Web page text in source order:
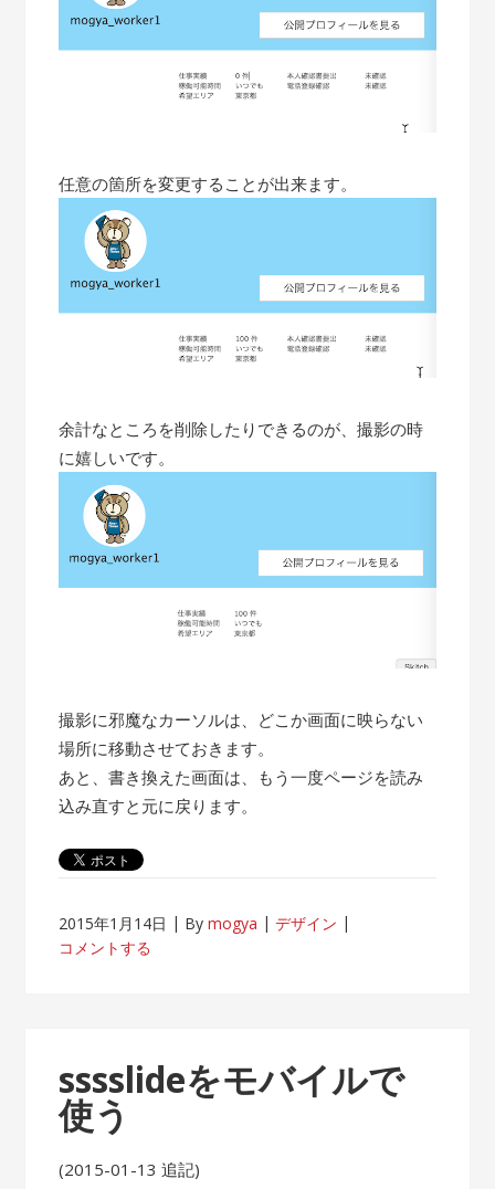
任意の箇所を変更することが出来ます。
余計なところを削除したりできるのが、撮影の時
に嬉しいです。
撮影に邪魔なカーソルは、どこか画面に映らない
場所に移動させておきます。
あと、書き換えた画面は、もう一度ページを読み
込み直すと元に戻ります。
2015年1月14日 Bymogya
デザイン
コメントする
sssslideをモバイルで
使う
(2015-01-13 追記)